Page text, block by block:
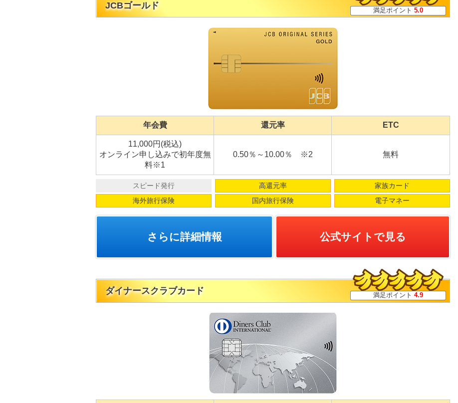
JCBゴールド 満足ポイント 5.0
年会費 還元率 ETC
11,000円(税込)
オンライン申し込みで初年度無
料※1
0.50％～10.00％ ※2 無料
スピード発行 高還元率
家族カード
海外旅行保険
国内旅行保険 電子マネー
さらに詳細情報 公式サイトで見る
ダイナースクラブカード 満足ポイント 4.9